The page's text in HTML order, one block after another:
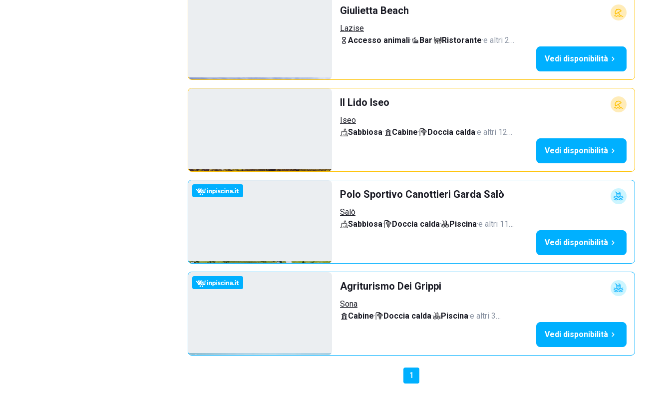
Giulietta Beach
Lazise
Accesso animali· Bar· Ristorante·e altri 2…
Vedi disponibilità
Il Lido Iseo
Iseo
Sabbiosa· Cabine· Doccia calda·e altri 12…
Vedi disponibilità
Polo Sportivo Canottieri Garda Salò
Salò
Sabbiosa· Doccia calda· Piscina·e altri 11…
Vedi disponibilità
Agriturismo Dei Grippi
Sona
Cabine· Doccia calda· Piscina·e altri 3…
Vedi disponibilità
1